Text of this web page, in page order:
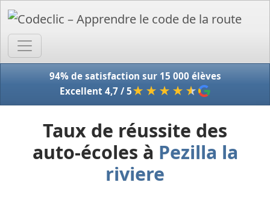
94% de satisfaction sur 15 000 élèves
Excellent 4,7 / 5★★★★ ★
Taux de réussite des
auto-écoles à Pezilla la
riviere